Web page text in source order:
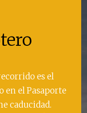
es el
en el Pasaporte
caducidad.